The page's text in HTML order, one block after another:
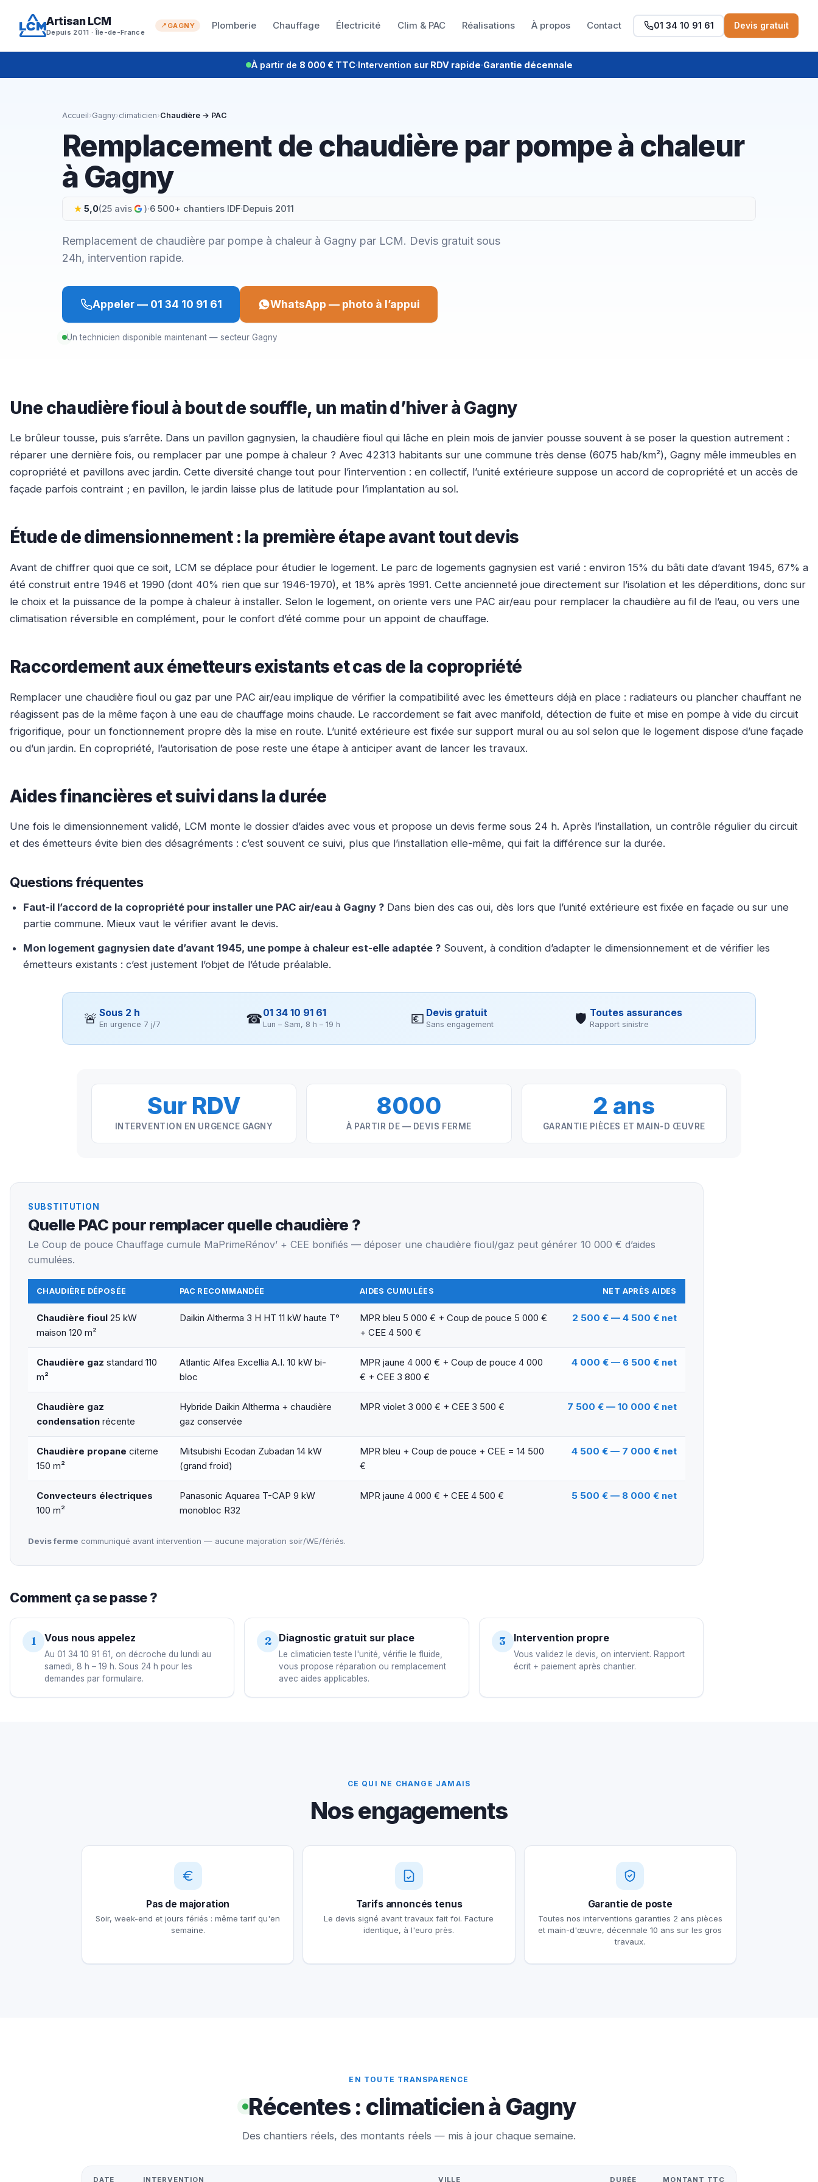
contenu
Artisan LCM
Depuis 2011 · Île-de-France
GAGNY Plomberie Chauffage Électricité Clim & PAC Réalisations À propos Contact 01 34 10 91 61 Devis gratuit
À partir de 8 000 € TTC·Intervention sur RDV rapide·Garantie décennale
Accueil›Gagny›climaticien›Chaudière → PAC
Remplacement de chaudière par pompe à chaleur
à Gagny
5,0(25 avis )·6 500+ chantiers IDF·Depuis 2011
Remplacement de chaudière par pompe à chaleur à Gagny par LCM. Devis gratuit sous
24h, intervention rapide.
Appeler — 01 34 10 91 61 WhatsApp — photo à l’appui
Un technicien disponible maintenant — secteur Gagny
Une chaudière fioul à bout de souffle, un matin d’hiver à Gagny
Le brûleur tousse, puis s’arrête. Dans un pavillon gagnysien, la chaudière fioul qui lâche en plein mois de janvier pousse souvent à se poser la question autrement :
réparer une dernière fois, ou remplacer par une pompe à chaleur ? Avec 42313 habitants sur une commune très dense (6075 hab/km²), Gagny mêle immeubles en
copropriété et pavillons avec jardin. Cette diversité change tout pour l’intervention : en collectif, l’unité extérieure suppose un accord de copropriété et un accès de
façade parfois contraint ; en pavillon, le jardin laisse plus de latitude pour l’implantation au sol.
Étude de dimensionnement : la première étape avant tout devis
Avant de chiffrer quoi que ce soit, LCM se déplace pour étudier le logement. Le parc de logements gagnysien est varié : environ 15% du bâti date d’avant 1945, 67% a
été construit entre 1946 et 1990 (dont 40% rien que sur 1946-1970), et 18% après 1991. Cette ancienneté joue directement sur l’isolation et les déperditions, donc sur
le choix et la puissance de la pompe à chaleur à installer. Selon le logement, on oriente vers une PAC air/eau pour remplacer la chaudière au fil de l’eau, ou vers une
climatisation réversible en complément, pour le confort d’été comme pour un appoint de chauffage.
Raccordement aux émetteurs existants et cas de la copropriété
Remplacer une chaudière fioul ou gaz par une PAC air/eau implique de vérifier la compatibilité avec les émetteurs déjà en place : radiateurs ou plancher chauffant ne
réagissent pas de la même façon à une eau de chauffage moins chaude. Le raccordement se fait avec manifold, détection de fuite et mise en pompe à vide du circuit
frigorifique, pour un fonctionnement propre dès la mise en route. L’unité extérieure est fixée sur support mural ou au sol selon que le logement dispose d’une façade
ou d’un jardin. En copropriété, l’autorisation de pose reste une étape à anticiper avant de lancer les travaux.
Aides financières et suivi dans la durée
Une fois le dimensionnement validé, LCM monte le dossier d’aides avec vous et propose un devis ferme sous 24 h. Après l’installation, un contrôle régulier du circuit
et des émetteurs évite bien des désagréments : c’est souvent ce suivi, plus que l’installation elle-même, qui fait la différence sur la durée.
Questions fréquentes
Faut-il l’accord de la copropriété pour installer une PAC air/eau à Gagny ? Dans bien des cas oui, dès lors que l’unité extérieure est fixée en façade ou sur une
partie commune. Mieux vaut le vérifier avant le devis.
Mon logement gagnysien date d’avant 1945, une pompe à chaleur est-elle adaptée ? Souvent, à condition d’adapter le dimensionnement et de vérifier les
émetteurs existants : c’est justement l’objet de l’étude préalable.
🚨 Sous 2 h
En urgence 7 j/7 ☎01 34 10 91 61
Lun – Sam, 8 h – 19 h 💶 Devis gratuit
Sans engagement 🛡 Toutes assurances
Rapport sinistre
Sur RDV
INTERVENTION EN URGENCE GAGNY
8000
À PARTIR DE — DEVIS FERME
2 ans
GARANTIE PIÈCES ET MAIN-D ŒUVRE
SUBSTITUTION
Quelle PAC pour remplacer quelle chaudière ?
Le Coup de pouce Chauffage cumule MaPrimeRénov’ + CEE bonifiés — déposer une chaudière fioul/gaz peut générer 10 000 € d’aides
cumulées.
CHAUDIÈRE DÉPOSÉE PAC RECOMMANDÉE AIDES CUMULÉES NET APRÈS AIDES
Chaudière fioul25 kW
maison 120 m²
Daikin Altherma 3 H HT 11 kW haute T°
MPR bleu 5 000 € + Coup de pouce 5 000 €
+ CEE 4 500 €
2 500 € — 4 500 € net
Chaudière gaz standard 110
m²
Atlantic Alfea Excellia A.I. 10 kW bi-
bloc
MPR jaune 4 000 € + Coup de pouce 4 000
€ + CEE 3 800 €
4 000 € — 6 500 € net
Chaudière gaz
condensationrécente
Hybride Daikin Altherma + chaudière
gaz conservée
MPR violet 3 000 € + CEE 3 500 € 7 500 € — 10 000 € net
Chaudière propane citerne
150 m²
Mitsubishi Ecodan Zubadan 14 kW
(grand froid)
MPR bleu + Coup de pouce + CEE = 14 500
€
4 500 € — 7 000 € net
Convecteurs électriques
100 m²
Panasonic Aquarea T-CAP 9 kW
monobloc R32
MPR jaune 4 000 € + CEE 4 500 € 5 500 € — 8 000 € net
Devis ferme communiqué avant intervention — aucune majoration soir/WE/fériés.
Comment ça se passe ?
1 Vous nous appelez
Au 01 34 10 91 61, on décroche du lundi au
samedi, 8 h – 19 h. Sous 24 h pour les
demandes par formulaire.
2 Diagnostic gratuit sur place
Le climaticien teste l'unité, vérifie le fluide,
vous propose réparation ou remplacement
avec aides applicables.
3 Intervention propre
Vous validez le devis, on intervient. Rapport
écrit + paiement après chantier.
CE QUI NE CHANGE JAMAIS
Nos engagements
Pas de majoration
Soir, week-end et jours fériés : même tarif qu'en
semaine.
Tarifs annoncés tenus
Le devis signé avant travaux fait foi. Facture
identique, à l'euro près.
Garantie de poste
Toutes nos interventions garanties 2 ans pièces
et main-d'œuvre, décennale 10 ans sur les gros
travaux.
EN TOUTE TRANSPARENCE
Récentes : climaticien à Gagny
Des chantiers réels, des montants réels — mis à jour chaque semaine.
DATE INTERVENTION VILLE DURÉE MONTANT TTC